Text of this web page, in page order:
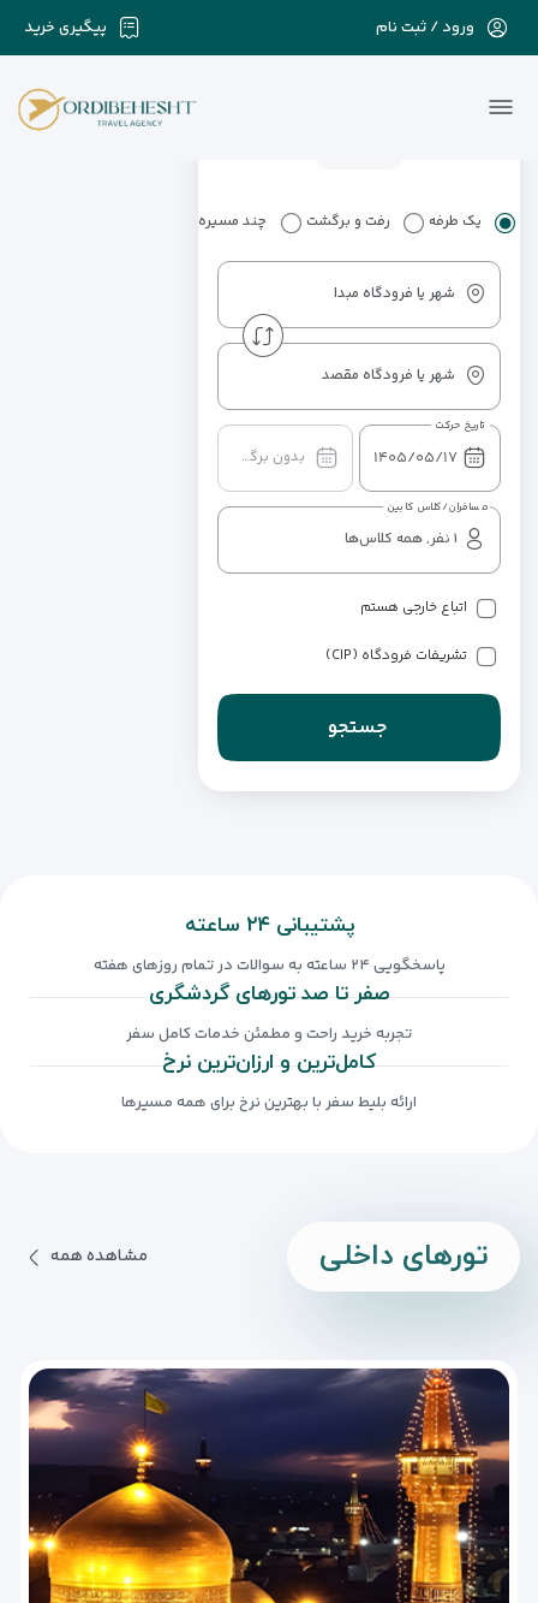
پیگیری خرید ورود / ثبت نام
با ما همیشه بهار است
یک طرفه رفت و برگشت چند مسیره
شهر یا فرودگاه مبدا
شهر یا فرودگاه مقصد
تاریخ حرکت
بدون برگشت
مسافران/کلاس کابین
اتباع خارجی هستم
تشریفات فرودگاه (CIP)
جستجو
پشتیبانی ۲۴ ساعته
پاسخگویی ۲۴ ساعته به سوالات در تمام روزهای هفته
صفر تا صد تورهای گردشگری
تجربه خرید راحت و مطمئن خدمات کامل سفر
کامل‌ترین و ارزان‌ترین نرخ
ارائه بلیط سفر با بهترین نرخ برای همه مسیرها
تور‌های داخلی مشاهده همه